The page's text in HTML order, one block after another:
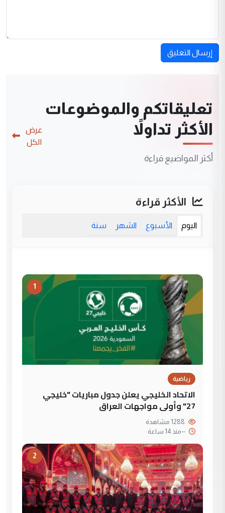
إرسال التعليق
تعليقاتكم والموضوعات
الأكثر تداولاً
أكثر المواضيع قراءة
عرض
الكل
الأكثر قراءة
اليوم الأسبوع الشهر سنة
1
رياضية
الاتحاد الخليجي يعلن جدول مباريات "خليجي
27" وأولى مواجهات العراق
--منذ 14 ساعة
2